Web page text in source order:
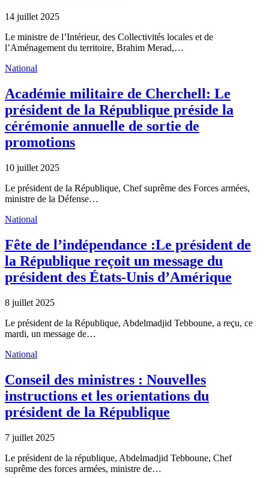
14 juillet 2025
Le ministre de l’Intérieur, des Collectivités locales et de
l’Aménagement du territoire, Brahim Merad,…
National
Académie militaire de Cherchell: Le
président de la République préside la
cérémonie annuelle de sortie de
promotions
10 juillet 2025
Le président de la République, Chef suprême des Forces armées,
ministre de la Défense…
National
Fête de l’indépendance :Le président de
la République reçoit un message du
président des États-Unis d’Amérique
8 juillet 2025
Le président de la République, Abdelmadjid Tebboune, a reçu, ce
mardi, un message de…
National
Conseil des ministres : Nouvelles
instructions et les orientations du
président de la République
7 juillet 2025
Le président de la république, Abdelmadjid Tebboune, Chef
suprême des forces armées, ministre de…